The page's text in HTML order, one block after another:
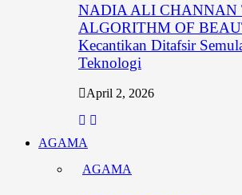
NADIA ALI CHANNAN
ALGORITHM OF
Kecantikan Ditafsir
Teknologi
April 2, 2026
AGAMA
AGAMA